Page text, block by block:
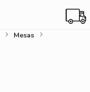
Mesas